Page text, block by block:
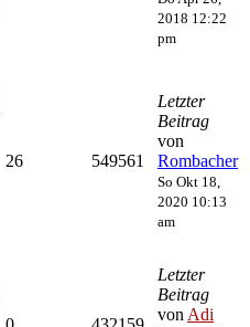
2018 12:22
pm
26 549561
Letzter
Beitrag
von
Rombacher
So Okt 18,
2020 10:13
am
Letzter
Beitrag
von Adi